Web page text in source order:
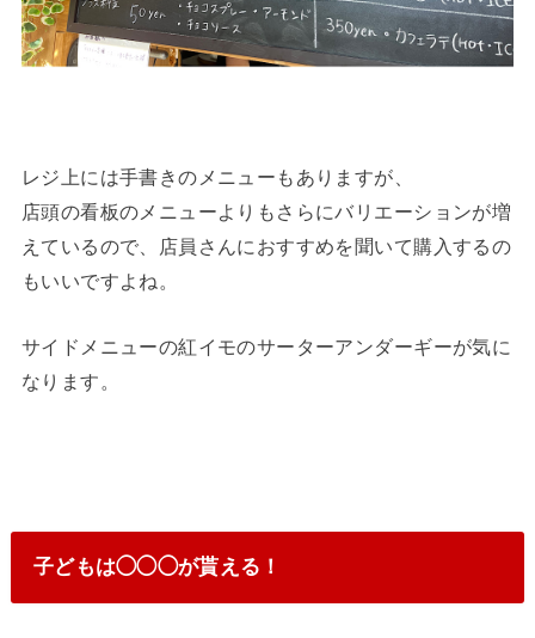
レジ上には手書きのメニューもありますが、
店頭の看板のメニューよりもさらにバリエーションが増
えているので、店員さんにおすすめを聞いて購入するの
もいいですよね。
サイドメニューの紅イモのサーターアンダーギーが気に
なります。
子どもは◯◯◯が貰える！